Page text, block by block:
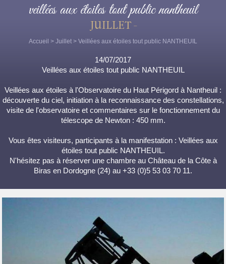
veillées aux étoiles tout public nantheuil
JUILLET -
Accueil > Juillet > Veillées aux étoiles tout public NANTHEUIL
14/07/2017
Veillées aux étoiles tout public NANTHEUIL
Veillées aux étoiles à l'Observatoire du Haut Périgord à Nantheuil :
découverte du ciel, initiation à la reconnaissance des constellations,
visite de l'observatoire et commentaires sur le fonctionnement du
télescope de Newton : 450 mm.
Vous êtes visiteurs, participants à la manifestation : Veillées aux
étoiles tout public NANTHEUIL.
N'hésitez pas à réserver une chambre au Château de la Côte à
Biras en Dordogne (24) au +33 (0)5 53 03 70 11.